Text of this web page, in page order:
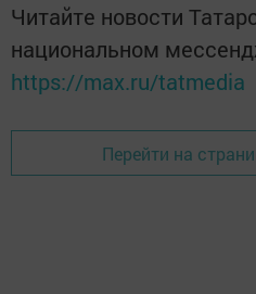
Читайте новости
национальном
https://max.ru/tatmedia
Перейти на